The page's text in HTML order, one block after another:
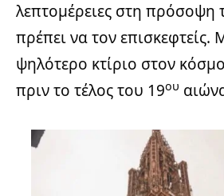
λεπτομέρειες στη πρόσοψη
πρέπει να τον επισκεφτείς.
ψηλότερο κτίριο στον
πριν το τέλος του 19ου